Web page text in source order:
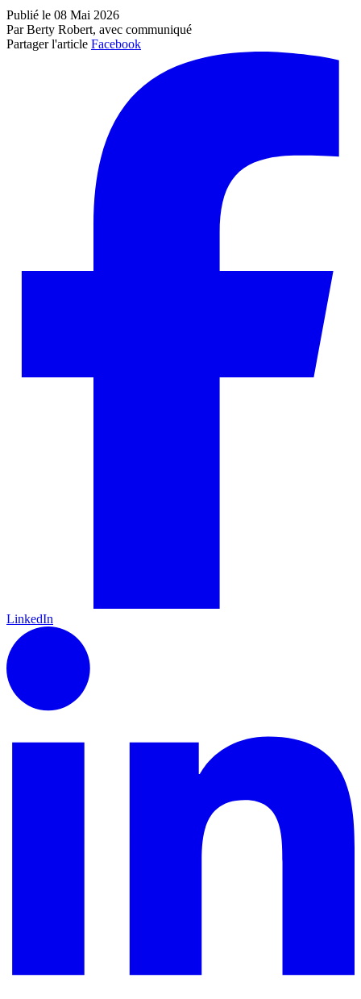
Publié le 08 Mai 2026
Par Berty Robert, avec communiqué
Partager l'article Facebook
LinkedIn